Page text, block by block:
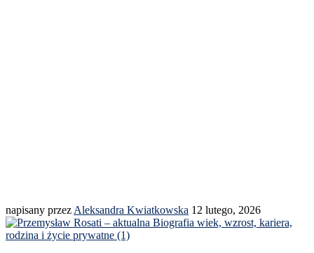
napisany przez Aleksandra Kwiatkowska 12 lutego, 2026